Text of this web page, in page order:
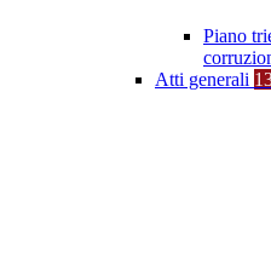
Piano
Atti generali